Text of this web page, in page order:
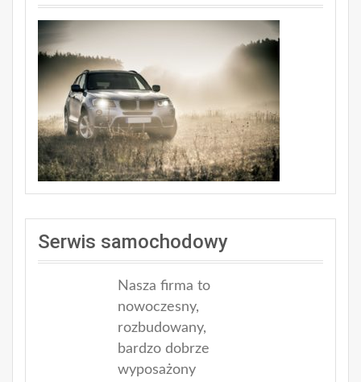
Serwis samochodowy
Nasza firma to
nowoczesny,
rozbudowany,
bardzo dobrze
wyposażony